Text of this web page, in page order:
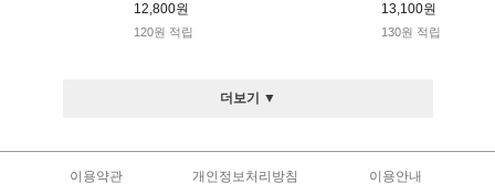
12,800원
120원 적립
13,100원
130원 적립
더보기 ▼
이용약관 개인정보처리방침 이용안내